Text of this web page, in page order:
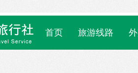
首页 旅游线路